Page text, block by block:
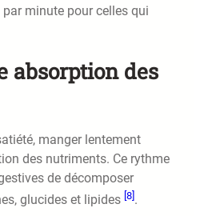
minute pour celles qui
absorption des
manger lentement
des nutriments. Ce rythme
de décomposer
glucides et lipides [8] .